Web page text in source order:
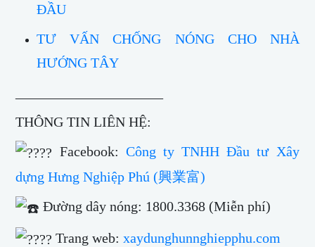
ĐẦU
TƯ VẤN CHỐNG NÓNG CHO NHÀ
HƯỚNG TÂY
THÔNG TIN LIÊN HỆ:
Facebook: Công ty TNHH Đầu tư Xây
dựng Hưng Nghiệp Phú (興業富)
Đường dây nóng: 1800.3368 (Miễn phí)
Trang web:xaydunghunnghiepphu.com